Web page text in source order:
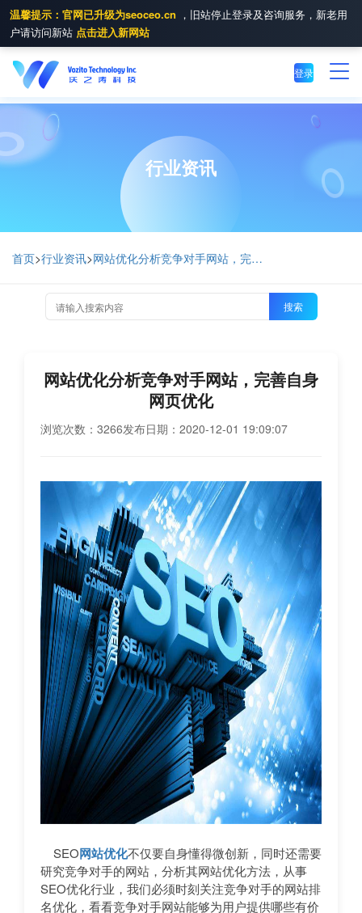
温馨提示：官网已升级为seoceo.cn ，旧站停止登录及咨询服务，新老用
户请访问新站 点击进入新网站
登录
行业资讯
首页>行业资讯> 网站优化分析竞争对手网站，完善自身网页优化
搜索
网站优化分析竞争对手网站，完善自身
网页优化
浏览次数：3266发布日期：2020-12-01 19:09:07
SEO网站优化不仅要自身懂得微创新，同时还需要
研究竞争对手的网站，分析其网站优化方法，从事
SEO优化行业，我们必须时刻关注竞争对手的网站排
名优化，看看竞争对手网站能够为用户提供哪些有价